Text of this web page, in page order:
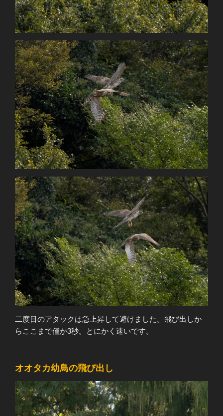
二度目のアタックは急上昇して避けました。飛び出しか
らここまで僅か3秒。とにかく速いです。
オオタカ幼鳥の飛び出し